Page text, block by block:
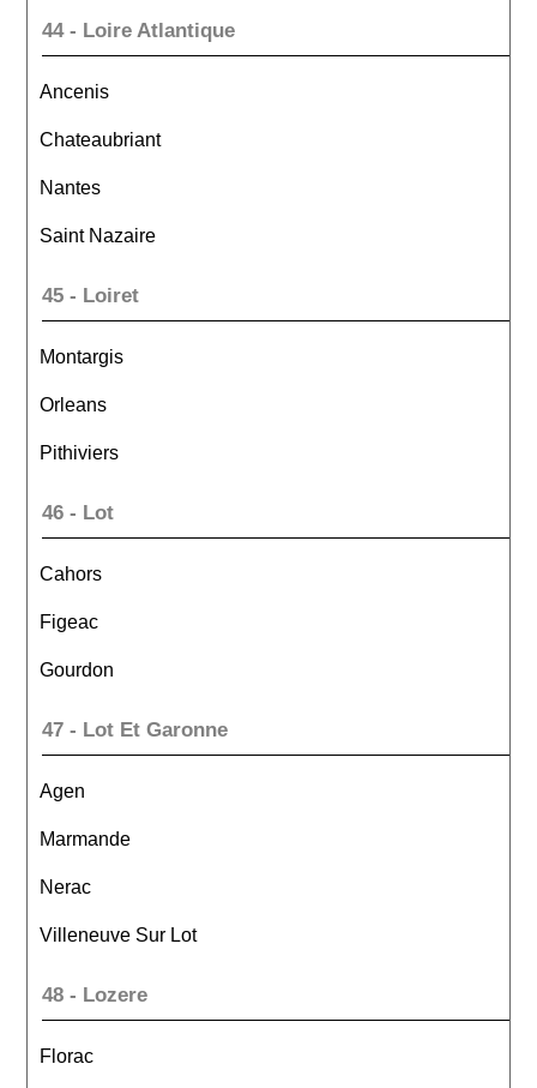
44 - Loire Atlantique
Ancenis
Chateaubriant
Nantes
Saint Nazaire
45 - Loiret
Montargis
Orleans
Pithiviers
46 - Lot
Cahors
Figeac
Gourdon
47 - Lot Et Garonne
Agen
Marmande
Nerac
Villeneuve Sur Lot
48 - Lozere
Florac